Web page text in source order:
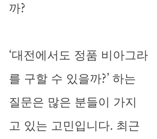
까?
‘대전에서도 정품 비아그라
를 구할 수 있을까?’ 하는
질문은 많은 분들이 가지
고 있는 고민입니다. 최근